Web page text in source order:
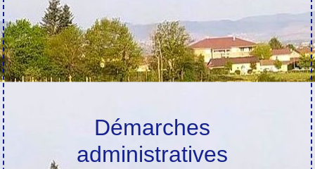
Démarches
administratives